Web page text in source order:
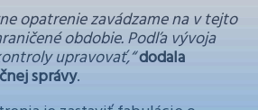
opatrenie zavádzame na v tejto
obdobie. Podľa vývoja
upravovať,“dodala
správy.